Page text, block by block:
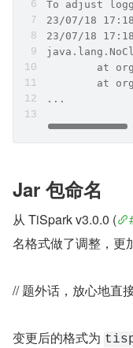
To adjust
23/07/18
23/07/18
at
at
...
Jar 包命名
从 TiSpark v3.0.0 (
名格式做了调整，更
// 题外话，放心地直
变更后的格式为